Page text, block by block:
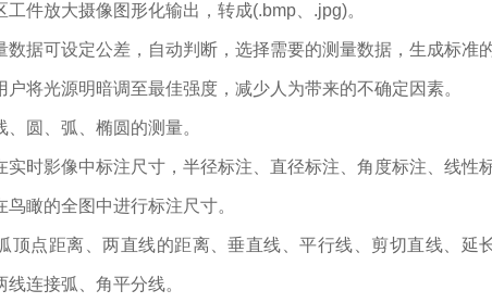
工件放大摄像图形化输出，转成(.bmp、.jpg)。
数据可设定公差，自动判断，选择需要的测量数据，生成标准
户将光源明暗调至最佳强度，减少人为带来的不确定因素。
、圆、弧、椭圆的测量。
实时影像中标注尺寸，半径标注、直径标注、角度标注、线性
鸟瞰的全图中进行标注尺寸。
顶点距离、两直线的距离、垂直线、平行线、剪切直线、
连接弧、角平分线。